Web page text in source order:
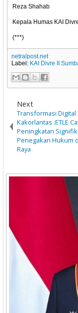
Reza Shahab
Kepala Humas KAI
(***)
netralpost.net
Label: KAI Divre II
Next
Transformasi Digital
Kakorlantas :ETLE
Peningkatan
Penegakan Hukum
Raya